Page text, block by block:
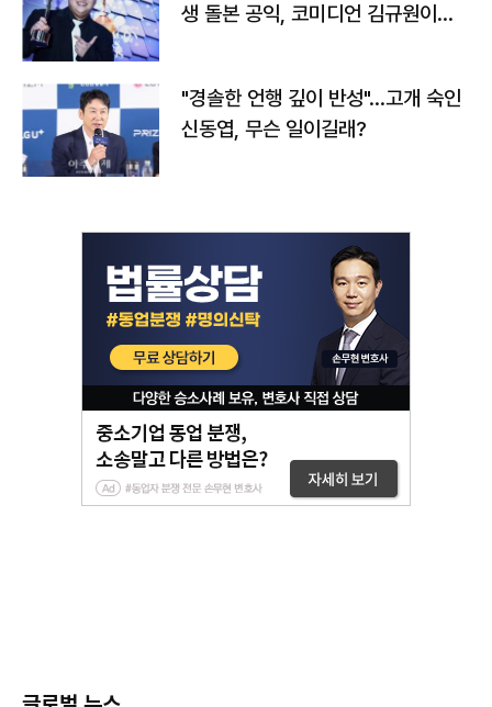
생 돌본 공익, 코미디언 김규원이었
"경솔한 언행 깊이 반성"…고개 숙인
신동엽, 무슨 일이길래?